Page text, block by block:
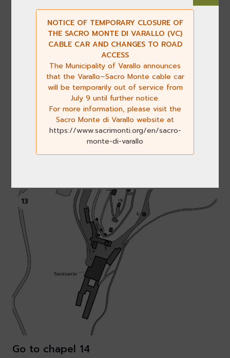
13
Go to chapel 14
NOTICE OF TEMPORARY CLOSURE OF
THE SACRO MONTE DI VARALLO (VC)
CABLE CAR AND CHANGES TO ROAD
ACCESS
The Municipality of Varallo announces
that the Varallo–Sacro Monte cable car
will be temporarily out of service from
July 9 until further notice.
For more information, please visit the
Sacro Monte di Varallo website at
https://www.sacrimonti.org/en/sacro-
monte-di-varallo